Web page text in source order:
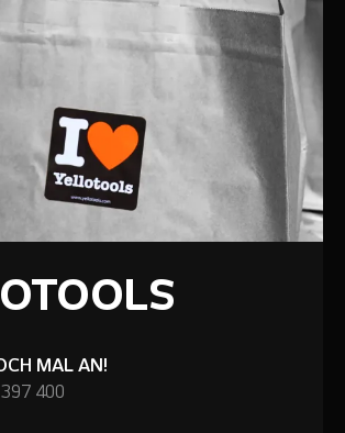
MAL AN!
400